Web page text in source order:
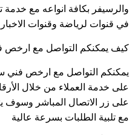
والرسيفر بكافة انواعه مع خدمة
في قنوات لرياضة وقنوات الاخبار
كيف يمكنكم التواصل مع ارخص
يمكنكم التواصل مع ارخص فني
على خدمة العملاء من خلال
على زر الاتصال المباشر وسوف
مع تلبية الطلبات بسرعة عالية